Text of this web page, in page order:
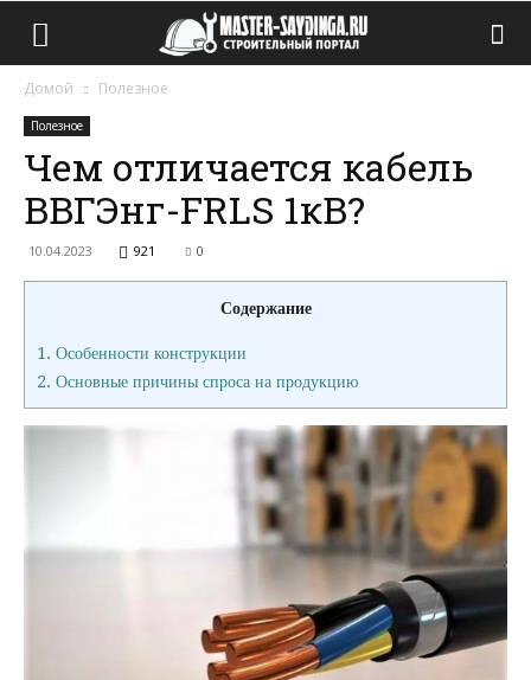
Домой Полезное
Полезное
Чем отличается кабель
ВВГЭнг-FRLS 1кВ?
10.04.2023 921 0
Содержание
1. Особенности конструкции
2. Основные причины спроса на продукцию